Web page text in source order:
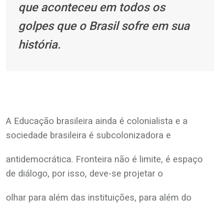
que aconteceu em todos os
golpes que o Brasil sofre em sua
história.
A Educação brasileira ainda é colonialista e a
sociedade brasileira é subcolonizadora e
antidemocrática. Fronteira não é limite, é espaço
de diálogo, por isso, deve-se projetar o
olhar para além das instituições, para além do